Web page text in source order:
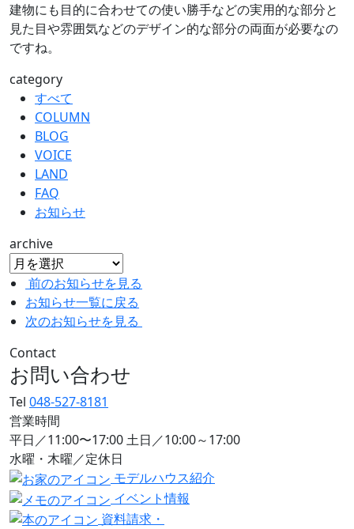
建物にも目的に合わせての使い勝手などの実用的な部分と
見た目や雰囲気などのデザイン的な部分の両面が必要なの
ですね。
category
すべて
COLUMN
BLOG
VOICE
LAND
FAQ
お知らせ
archive
前のお知らせを見る
お知らせ一覧に戻る
次のお知らせを見る
Contact
お問い合わせ
Tel 048-527-8181
営業時間
平日／11:00〜17:00 土日／10:00～17:00
水曜・木曜／定休日
モデルハウス紹介
イベント情報
資料請求・